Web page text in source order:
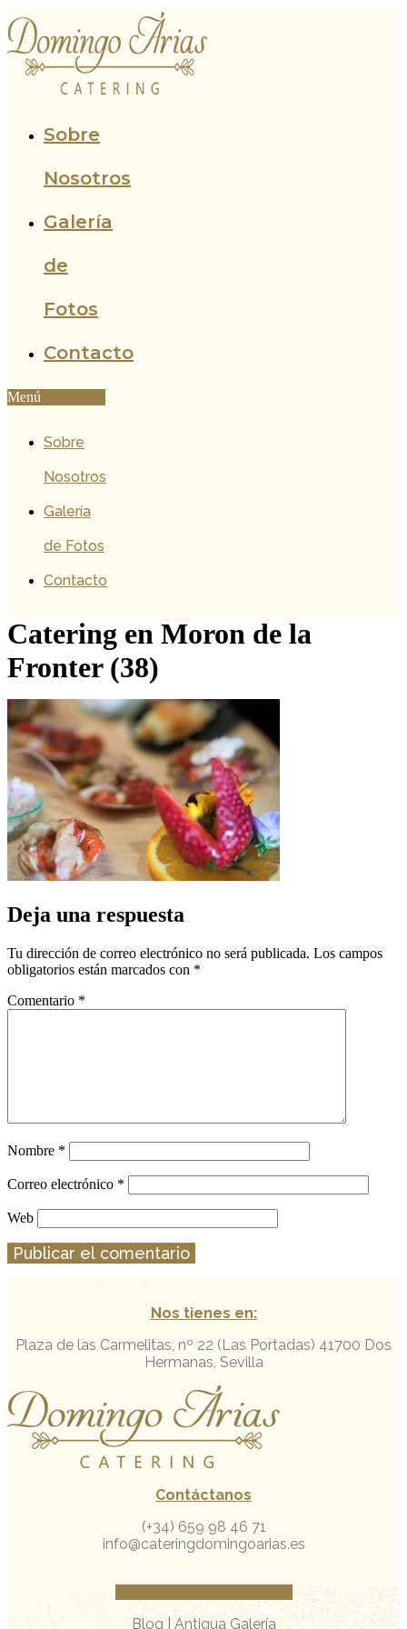
al
contenido
Sobre
Nosotros
Galería
de
Fotos
Contacto
Menú
Sobre
Nosotros
Galería
de Fotos
Contacto
Catering en Moron de la
Fronter (38)
Deja una respuesta
Tu dirección de correo electrónico no será publicada. Los campos
obligatorios están marcados con *
Comentario *
Nombre *
Correo electrónico *
Web
Nos tienes en:
Plaza de las Carmelitas, nº 22 (Las Portadas) 41700 Dos
Hermanas, Sevilla
Contáctanos
(+34) 659 98 46 71
info@cateringdomingoarias.es
Blog Antigua Galería